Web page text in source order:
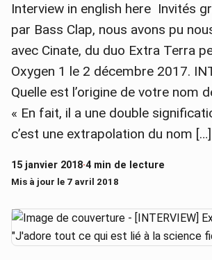
Interview in english here Invités
par Bass Clap, nous avons pu
avec Cinate, du duo Extra Terra
Oxygen 1 le 2 décembre 2017.
Quelle est l’origine de votre nom
« En fait, il a une double
c’est une extrapolation du nom […]
15 janvier 2018·4 min de lecture
Mis à jour le 7 avril 2018